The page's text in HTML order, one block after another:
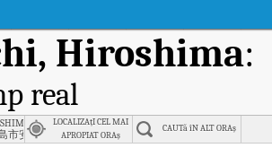
Hiroshima:
real
ken
市安佐南区
LOCALIZAțI CEL MAI
APROPIAT ORAș
CAUTă îN ALT ORAș